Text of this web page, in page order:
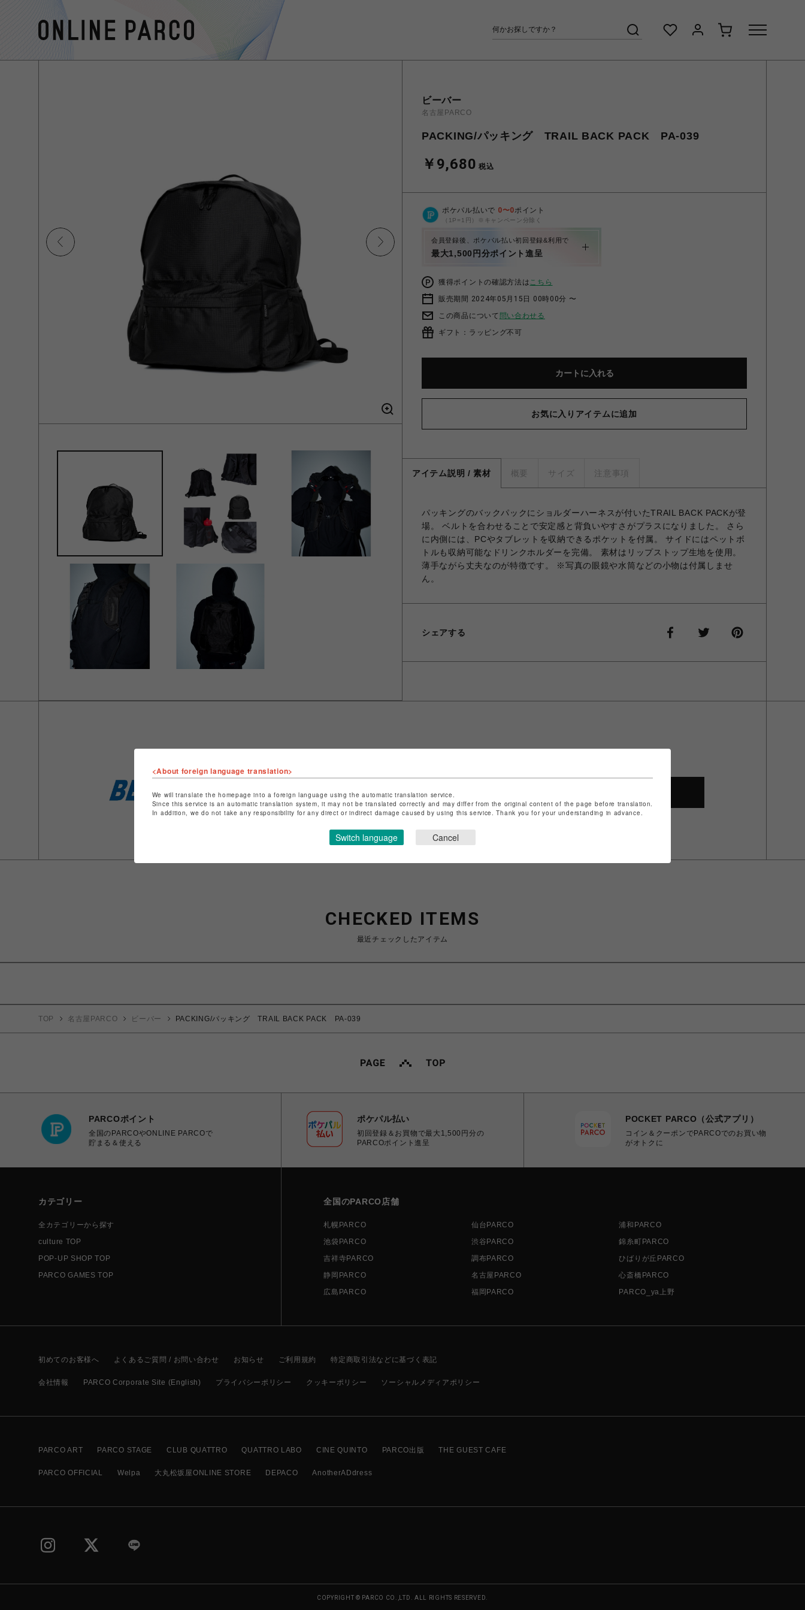
ビーバー
名古屋PARCO
PACKING/パッキング TRAIL BACK PACK PA-039
￥9,680 税込
ポケパル払いで 0〜0ポイント
（1P=1円）※キャンペーン分除く
会員登録後、ポケパル払い初回登録&利用で
最大1,500円分ポイント進呈
獲得ポイントの確認方法はこちら
販売期間 2024年05月15日 00時00分 〜
この商品について 問い合わせる
ギフト：ラッピング不可
カートに入れる
お気に入りアイテムに追加
アイテム説明 / 素材 概要 サイズ 注意事項
パッキングのバックパックにショルダーハーネスが付いたTRAIL BACK PACKが登
場。 ベルトを合わせることで安定感と背負いやすさがプラスになりました。 さら
に内側には、PCやタブレットを収納できるポケットを付属。 サイドにはペットボ
トルも収納可能なドリンクホルダーを完備。 素材はリップストップ生地を使用。
薄手ながら丈夫なのが特徴です。 ※写真の眼鏡や水筒などの小物は付属しませ
ん。
シェアする
店舗名
名古屋PARCO
特定商取引法など法令に基づく表記はこちら
CHECKED ITEMS
最近チェックしたアイテム
TOP 名古屋PARCO ビーバー PACKING/パッキング TRAIL BACK PACK PA-039
PARCOポイント
全国のPARCOやONLINE PARCOで
貯まる＆使える
ポケパル払い
初回登録＆お買物で最大1,500円分の
PARCOポイント進呈
POCKET PARCO（公式アプリ）
コイン＆クーポンでPARCOでのお買い物
がオトクに
カテゴリー
全カテゴリーから探す
culture TOP
POP-UP SHOP TOP
PARCO GAMES TOP
全国のPARCO店舗
札幌PARCO 仙台PARCO
浦和PARCO
池袋PARCO
渋谷PARCO
錦糸町PARCO
吉祥寺PARCO
調布PARCO
ひばりが丘PARCO
静岡PARCO
名古屋PARCO
心斎橋PARCO
広島PARCO
福岡PARCO PARCO_ya上野
初めてのお客様へ よくあるご質問 / お問い合わせ お知らせ ご利用規約 特定商取引法などに基づく表記
会社情報 PARCO Corporate Site (English) プライバシーポリシー クッキーポリシー ソーシャルメディアポリシー
PARCO ART PARCO STAGE CLUB QUATTRO QUATTRO LABO CINE QUINTO PARCO出版 THE GUEST CAFE
PARCO OFFICIAL Welpa 大丸松坂屋ONLINE STORE DEPACO AnotherADdress
COPYRIGHT © PARCO CO.,LTD. ALL RIGHTS RESERVED.
<About foreign language translation>
We will translate the homepage into a foreign language using the automatic translation service.
Since this service is an automatic translation system, it may not be translated correctly and may differ from the original content of the page before translation.
In addition, we do not take any responsibility for any direct or indirect damage caused by using this service. Thank you for your understanding in advance.
Switch language Cancel